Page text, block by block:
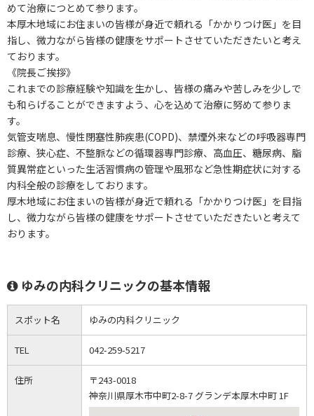
めて治療につとめて参ります。
本厚木地域にお住まいの皆様が身近で頼れる「かかりつけ医」を目
指し、微力ながら皆様の健康をサポートさせていただきたいと考え
ております。
《院長ご挨拶》
これまでの診療経験や知識を生かし、皆様の痛みや苦しみを少しで
も和らげることができますよう、心を込めて治療に努めて参りま
す。
気管支喘息、慢性閉塞性肺疾患(COPD)、禁煙外来などの呼吸器専門
診療、狭心症、不整脈などの循環器専門診療、高血圧、糖尿病、脂
質異常症といった生活習慣病の管理や風邪など急性期症状に対する
内科全般の診療をしております。
厚木地域にお住まいの皆様が身近で頼れる「かかりつけ医」を目指
し、微力ながら皆様の健康をサポートさせていただきたいと考えて
おります。
ゆみの内科クリニックの基本情報
スポット名 ゆみの内科クリニック
TEL 042-259-5217
住所
〒243-0018
神奈川県厚木市中町2-8-7 グランデ本厚木中町 1F